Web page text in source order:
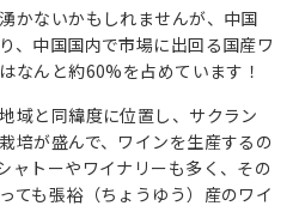
かないかもしれませんが、中国
、中国国内で市場に出回る国産ワ
なんと約60%を占めています！
域と同緯度に位置し、サクラン
培が盛んで、ワインを生産するの
ャトーやワイナリーも多く、その
ても張裕（ちょうゆう）産のワイ